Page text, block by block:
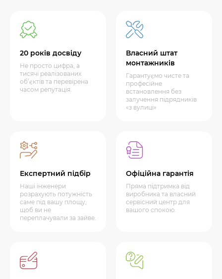
20 років досвіду
Не просто цифра, а
тисячі реалізованих
об’єктів та перевірена
часом репутація.
Власний штат
монтажників
Гарантуємо чисте та
професійне
встановлення без
залучення підрядників
«з вулиці»
Експертний підбір
Наші інженери
розрахують потужність
саме під вашу площу,
щоб ви не
переплачували за зайве.
Офіційна гарантія
Пряма підтримка від
виробника та власний
сервісний центр для
вашого спокою.